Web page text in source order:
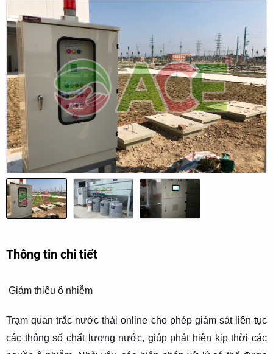
Thông tin chi tiết
Giảm thiểu ô nhiễm
Trạm quan trắc nước thải online cho phép giám sát liên tục
các thông số chất lượng nước, giúp phát hiện kịp thời các